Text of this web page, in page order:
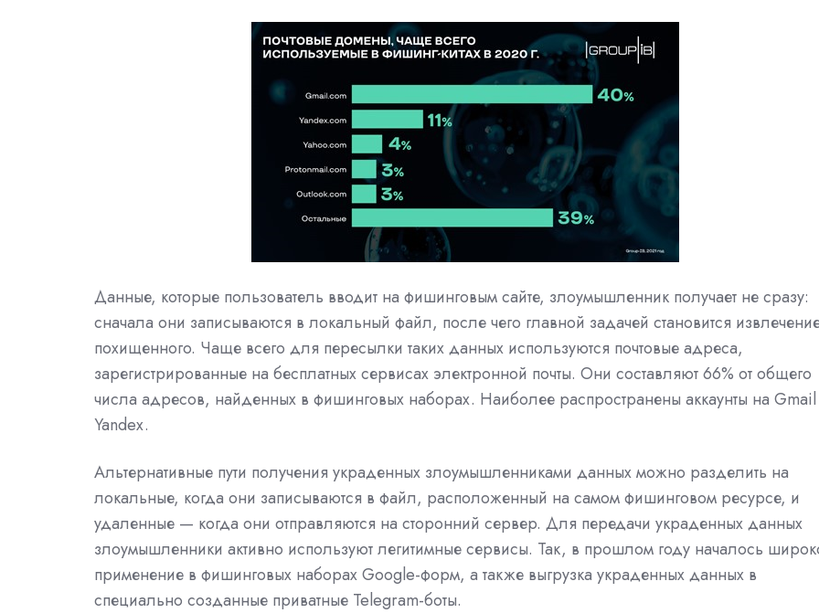
Данные, которые пользователь вводит на фишинговым сайте, злоумышленник получает не сразу:
сначала они записываются в локальный файл, после чего главной задачей становится
похищенного. Чаще всего для пересылки таких данных используются почтовые адреса,
зарегистрированные на бесплатных сервисах электронной почты. Они составляют 66% от общего
числа адресов, найденных в фишинговых наборах. Наиболее распространены аккаунты на
Yandex.
Альтернативные пути получения украденных злоумышленниками данных можно разделить на
локальные, когда они записываются в файл, расположенный на самом фишинговом ресурсе, и
удаленные — когда они отправляются на сторонний сервер. Для передачи украденных данных
злоумышленники активно используют легитимные сервисы. Так, в прошлом году началось
применение в фишинговых наборах Google-форм, а также выгрузка украденных данных в
специально созданные приватные Telegram-боты.